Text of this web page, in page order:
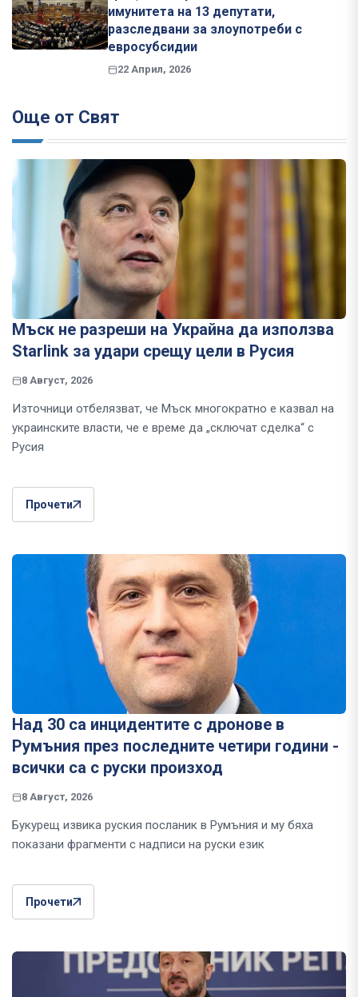
имунитета на 13 депутати,
разследвани за злоупотреби с
евросубсидии
22 Април, 2026
Още от Свят
Мъск не разреши на Украйна да използва
Starlink за удари срещу цели в Русия
8 Август, 2026
Източници отбелязват, че Мъск многократно е казвал на
украинските власти, че е време да „сключат сделка“ с
Русия
Прочети
Над 30 са инцидентите с дронове в
Румъния през последните четири години -
всички са с руски произход
8 Август, 2026
Букурещ извика руския посланик в Румъния и му бяха
показани фрагменти с надписи на руски език
Прочети